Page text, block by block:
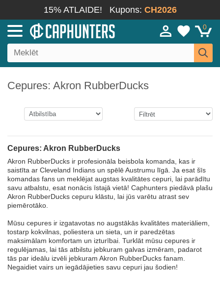
15% ATLAIDE! Kupons: CH2026
0
Cepures: Akron RubberDucks
Cepures: Akron RubberDucks
Akron RubberDucks ir profesionāla beisbola komanda, kas ir
saistīta ar Cleveland Indians un spēlē Austrumu līgā. Ja esat šīs
komandas fans un meklējat augstas kvalitātes cepuri, lai parādītu
savu atbalstu, esat nonācis īstajā vietā! Caphunters piedāvā plašu
Akron RubberDucks cepuru klāstu, lai jūs varētu atrast sev
piemērotāko.
Mūsu cepures ir izgatavotas no augstākās kvalitātes materiāliem,
tostarp kokvilnas, poliestera un sieta, un ir paredzētas
maksimālam komfortam un izturībai. Turklāt mūsu cepures ir
regulējamas, lai tās atbilstu jebkuram galvas izmēram, padarot
tās par ideālu izvēli jebkuram Akron RubberDucks fanam.
Negaidiet vairs un iegādājieties savu cepuri jau šodien!